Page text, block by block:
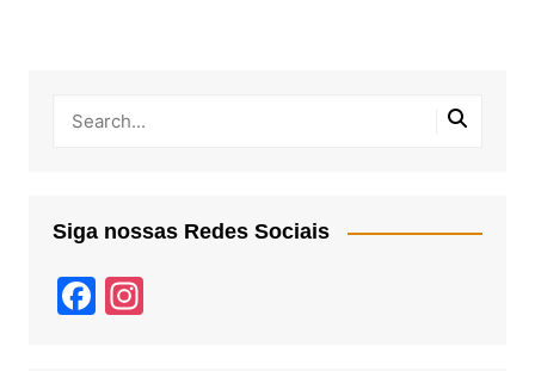
Siga nossas Redes Sociais
F